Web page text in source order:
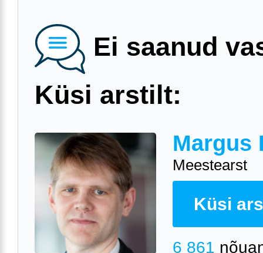
Ei saanud
Küsi arstilt:
Margus
Meestearst
Küsi
6 861